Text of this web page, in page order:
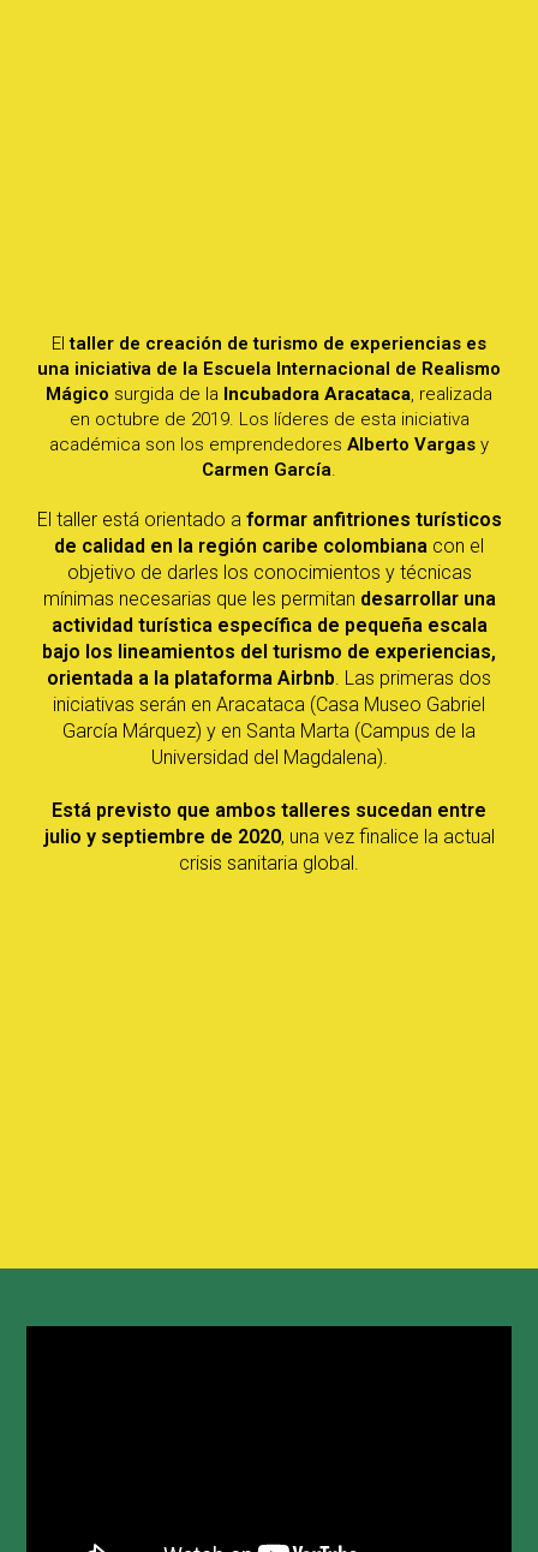
Eltaller de creación de turismo de experiencias es
una iniciativa de la Escuela Internacional de Realismo
Mágico surgida de la Incubadora Aracataca , realizada
en octubre de 2019. Los líderes de esta iniciativa
académica son los emprendedores Alberto Vargas y
Carmen García
El taller está orientado a formar anfitriones turísticos
de calidad en la región caribe colombiana con el
objetivo de darles los conocimientos y técnicas
mínimas necesarias que les permitan desarrollar una
actividad turística específica de pequeña escala
bajo los lineamientos del turismo de experiencias,
orientada a la plataforma Airbnb . Las primeras dos
iniciativas serán en Aracataca (Casa Museo Gabriel
García Márquez) y en Santa Marta (Campus de la
Universidad del Magdalena).
Está previsto que ambos talleres sucedan entre
julio y septiembre de 2020, una vez finalice la actual
crisis sanitaria global.